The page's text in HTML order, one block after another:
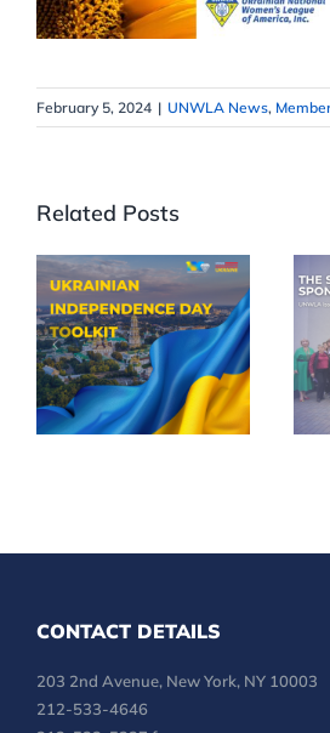
February 5, 2024 | UNWLA News,
Related Posts
Celebrate
35th
Ukrainian
Independence
Day in Your
Community
CONTACT DETAILS
203 2nd Avenue, New York, NY 10003
212-533-4646